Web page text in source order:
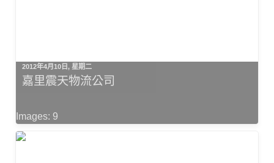
2012年4月10日, 星期二
嘉里震天物流公司
Images: 9